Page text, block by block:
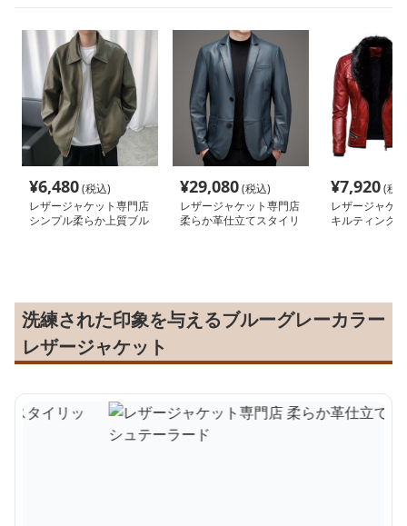
¥6,480(税込)
レザージャケット専門店
シンプル柔らか上質ブル
¥29,080(税込)
レザージャケット専門店
柔らか革仕立てスタイリ
¥7,920(税
レザージャケ
キルティング
洗練された印象を与えるブルーグレーカラー
レザージャケット